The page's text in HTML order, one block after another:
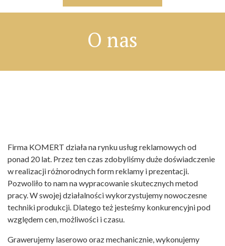
O nas
Firma KOMERT działa na rynku usług reklamowych od
ponad 20 lat. Przez ten czas zdobyliśmy duże doświadczenie
w realizacji różnorodnych form reklamy i prezentacji.
Pozwoliło to nam na wypracowanie skutecznych metod
pracy. W swojej działalności wykorzystujemy nowoczesne
techniki produkcji. Dlatego też jesteśmy konkurencyjni pod
względem cen, możliwości i czasu.
Grawerujemy laserowo oraz mechanicznie, wykonujemy